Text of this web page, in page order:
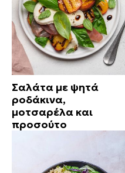
Σαλάτα με ψητά
ροδάκινα,
μοτσαρέλα και
προσούτο